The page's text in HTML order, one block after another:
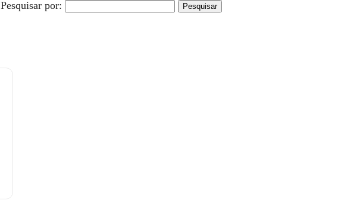
Pesquisar por: